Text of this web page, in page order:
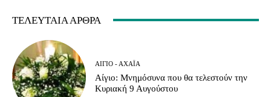
ΤΕΛΕΥΤΑΊΑ ΆΡΘΡΑ
ΑΊΓΙΟ - ΑΧΑΪ́Α
Αίγιο: Μνημόσυνα που θα τελεστούν την
Κυριακή 9 Αυγούστου